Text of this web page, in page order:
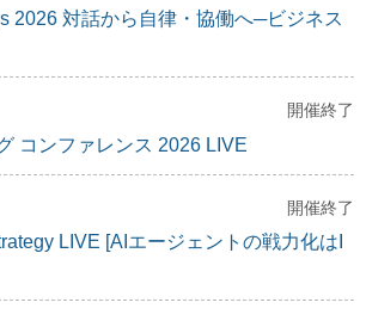
2026 対話から自律・協働へ─ビジネス
開催終了
コンファレンス 2026 LIVE
開催終了
LIVE [AIエージェントの戦力化はI